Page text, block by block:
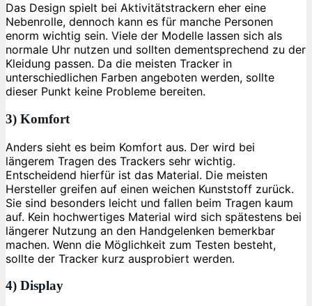
Das Design spielt bei Aktivitätstrackern eher eine
Nebenrolle, dennoch kann es für manche Personen
enorm wichtig sein. Viele der Modelle lassen sich als
normale Uhr nutzen und sollten dementsprechend zu der
Kleidung passen. Da die meisten Tracker in
unterschiedlichen Farben angeboten werden, sollte
dieser Punkt keine Probleme bereiten.
3) Komfort
Anders sieht es beim Komfort aus. Der wird bei
längerem Tragen des Trackers sehr wichtig.
Entscheidend hierfür ist das Material. Die meisten
Hersteller greifen auf einen weichen Kunststoff zurück.
Sie sind besonders leicht und fallen beim Tragen kaum
auf. Kein hochwertiges Material wird sich spätestens bei
längerer Nutzung an den Handgelenken bemerkbar
machen. Wenn die Möglichkeit zum Testen besteht,
sollte der Tracker kurz ausprobiert werden.
4) Display